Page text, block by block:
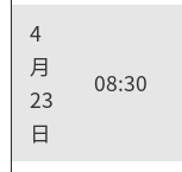
4
月
23
日
08:30